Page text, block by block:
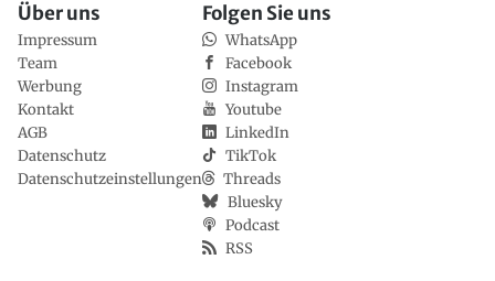
Über uns
Impressum
Team
Werbung
Kontakt
AGB
Datenschutz
Datenschutzeinstellungen
Folgen Sie uns
WhatsApp
Facebook
Instagram
Youtube
LinkedIn
TikTok
Threads
Bluesky
Podcast
RSS